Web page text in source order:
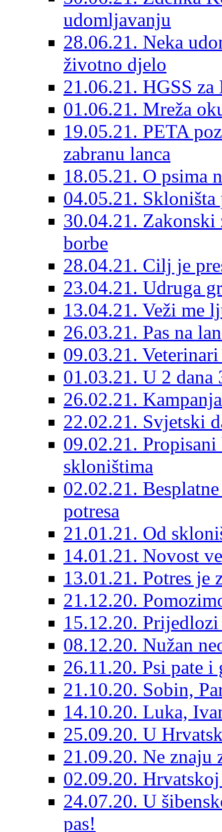
udomljavanju
28.06.21. Neka
životno djelo
21.06.21. HGSS za
01.06.21. Mreža
19.05.21. PETA
zabranu lanca
18.05.21. O psima
04.05.21.
30.04.21. Zakonski
borbe
28.04.21. Cilj je
23.04.21. Udruga
13.04.21. Veži me
26.03.21. Pas na
09.03.21.
01.03.21. U 2
26.02.21.
22.02.21. Svjetski
09.02.21.
skloništima
02.02.21.
potresa
21.01.21. Od
14.01.21. Novost
13.01.21. Potres je
21.12.20.
15.12.20.
08.12.20. Nužan
26.11.20. Psi pate
21.10.20. Sobin,
14.10.20. Luka,
25.09.20. U
21.09.20. Ne znaju
02.09.20.
24.07.20. U
pas!